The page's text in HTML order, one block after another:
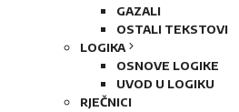
GAZALI
OSTALI TEKSTOVI
LOGIKA
OSNOVE LOGIKE
UVOD U LOGIKU
RJEČNICI